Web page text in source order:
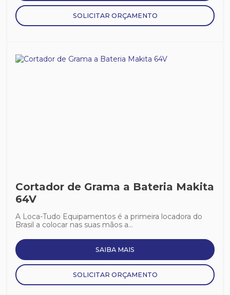
SOLICITAR ORÇAMENTO
Cortador de Grama a Bateria Makita
64V
A Loca-Tudo Equipamentos é a primeira locadora do
Brasil a colocar nas suas mãos a...
SAIBA MAIS
SOLICITAR ORÇAMENTO